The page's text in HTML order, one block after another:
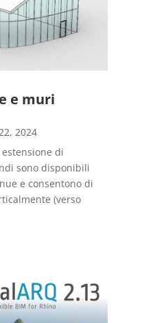
e muri
2024
di
sono disponibili
e consentono di
(verso